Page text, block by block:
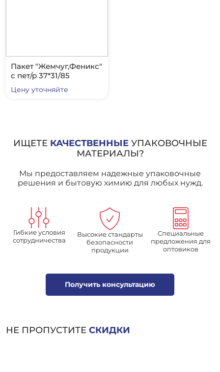
Пакет "Жемчуг,Феникс"
с пет/р 37*31/85
Цену уточняйте
ИЩЕТЕ КАЧЕСТВЕННЫЕУПАКОВОЧНЫЕ
МАТЕРИАЛЫ?
Мы предоставляем надежные упаковочные
решения и бытовую химию для любых нужд.
Гибкие условия
сотрудничества
Высокие стандарты
безопасности
продукции
Специальные
предложения для
оптовиков
Получить консультацию
НЕ ПРОПУСТИТЕ СКИДКИ